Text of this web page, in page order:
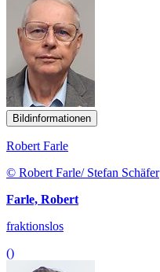
Bildinformationen
Robert Farle
© Robert Farle/ Stefan Schäfer
Farle, Robert
fraktionslos
()